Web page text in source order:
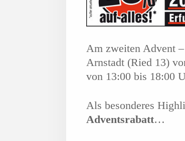
Am zweiten Advent –
Arnstadt (Ried 13)
von 13:00 bis 18:00
Als besonderes
Adventsrabatt…